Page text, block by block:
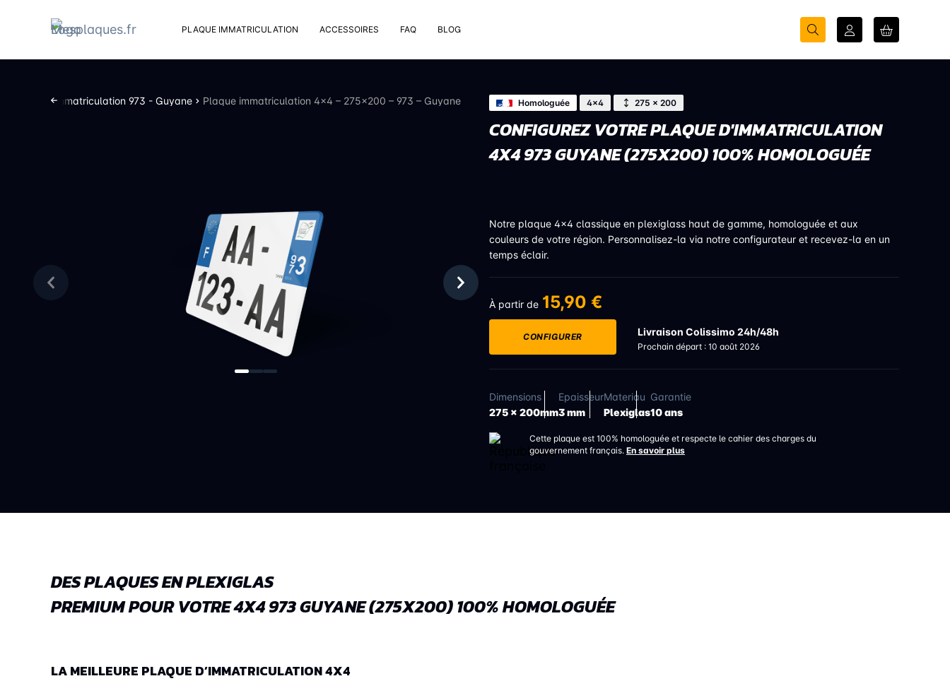
PLAQUE IMMATRICULATION ACCESSOIRES
Rivets
FAQ BLOG
Plaques d’immatriculation 973 - Guyane Plaque immatriculation 4×4 – 275×200 – 973 – Guyane Homologuée 4x4 275 × 200
CONFIGUREZ VOTRE PLAQUE D'IMMATRICULATION
4X4 973 GUYANE (275X200) 100% HOMOLOGUÉE
Notre plaque 4x4 classique en plexiglass haut de gamme, homologuée et aux
couleurs de votre région. Personnalisez-la via notre configurateur et recevez-la en un
temps éclair.
À partir de 15,90 €
CONFIGURER Livraison Colissimo 24h/48h
Prochain départ : 10 août 2026
Dimensions
275 x 200mm
Epaisseur
3 mm
Materiau
Plexiglas
Garantie
10 ans
Cette plaque est 100% homologuée et respecte le cahier des charges du
gouvernement français. En savoir plus
DES PLAQUES EN PLEXIGLAS
PREMIUM POUR VOTRE 4X4 973 GUYANE (275X200) 100% HOMOLOGUÉE
LA MEILLEURE PLAQUE D’IMMATRICULATION 4X4